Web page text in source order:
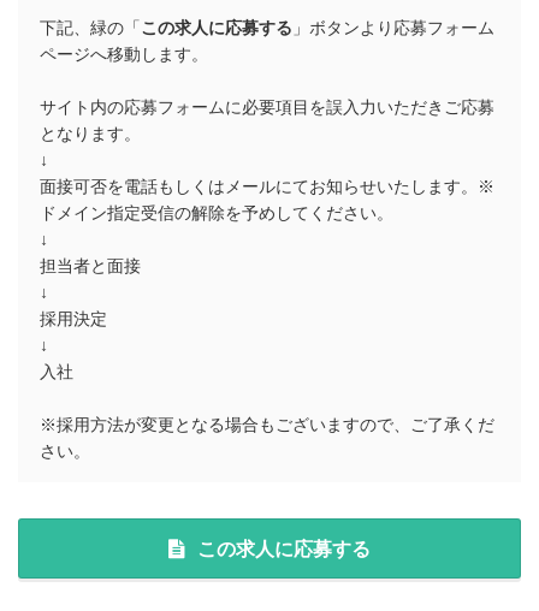
下記、緑の「この求人に応募する 」ボタンより応募フォーム
ページへ移動します。
サイト内の応募フォームに必要項目を誤入力いただきご応募
となります。
↓
面接可否を電話もしくはメールにてお知らせいたします。※
ドメイン指定受信の解除を予めしてください。
↓
担当者と面接
↓
採用決定
↓
入社
※採用方法が変更となる場合もございますので、ご了承くだ
さい。
この求人に応募する